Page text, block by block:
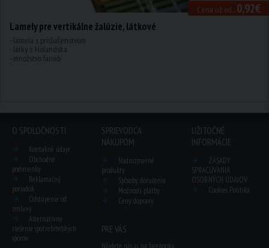
Cena už od...0,92€
Lamely pre vertikálne žalúzie, látkové
- lamela s príslušenstvom
- látky z Holandska
- množstvo farieb
O SPOLOČNOSTI
Kontakné údaje
Obchodné
podmienky
Reklamačný
poriadok
Odstúpenie od
zmluvy
Alternatívne
riešenie spotrebiteľských
sporov
SPRIEVODCA
NÁKUPOM
Nadrozmerné
produkty
Spôsoby doručenia
Možnosti platby
Ceny dopravy
UŽITOČNÉ
INFORMÁCIE
ZÁSADY
SPRACÚVANIA
OSOBNÝCH ÚDAJOV
Cookies Politika
PRE VÁS
Nájdete nás aj na facebooku